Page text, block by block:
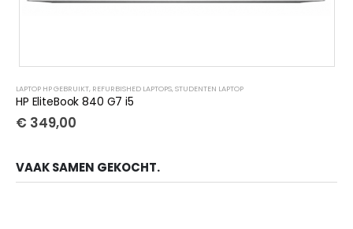
LAPTOP HP GEBRUIKT REFURBISHED LAPTOPS STUDENTEN LAPTOP
HP EliteBook 840 G7 i5
€ 349,00
VAAK SAMEN GEKOCHT.